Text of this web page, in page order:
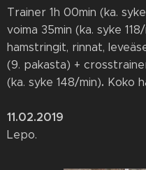
Trainer 1h 00min (ka.
voima 35min (ka. syke
hamstringit, rinnat,
(9. pakasta) +
(ka. syke 148/min). Koko
11.02.2019
Lepo.